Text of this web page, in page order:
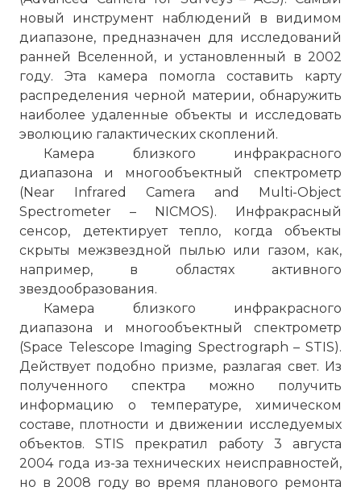
новый инструмент наблюдений в видимом
диапазоне, предназначен для исследований
ранней Вселенной, и установленный в 2002
году. Эта камера помогла составить карту
распределения черной материи, обнаружить
наиболее удаленные объекты и исследовать
эволюцию галактических скоплений.
Камера близкого инфракрасного
диапазона и многообъектный спектрометр
(Near Infrared Camera and Multi-Object
Spectrometer – NICMOS). Инфракрасный
сенсор, детектирует тепло, когда объекты
скрыты межзвездной пылью или газом, как,
например, в областях активного
звездообразования.
Камера близкого инфракрасного
диапазона и многообъектный спектрометр
(Space Telescope Imaging Spectrograph – STIS).
Действует подобно призме, разлагая свет. Из
полученного спектра можно получить
информацию о температуре, химическом
составе, плотности и движении исследуемых
объектов. STIS прекратил работу 3 августа
2004 года из-за технических неисправностей,
но в 2008 году во время планового ремонта